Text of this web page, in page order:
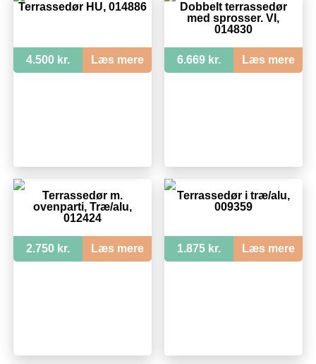
Terrassedør HU, 014886
4.500 kr. Læs mere
Dobbelt terrassedør
med sprosser. VI,
014830
6.669 kr. Læs mere
Terrassedør m.
ovenparti, Træ/alu,
012424
2.750 kr. Læs mere
Terrassedør i træ/alu,
009359
1.875 kr. Læs mere